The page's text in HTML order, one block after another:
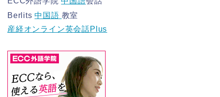
Berlits中国語 教室
産経オンライン英会話Plus